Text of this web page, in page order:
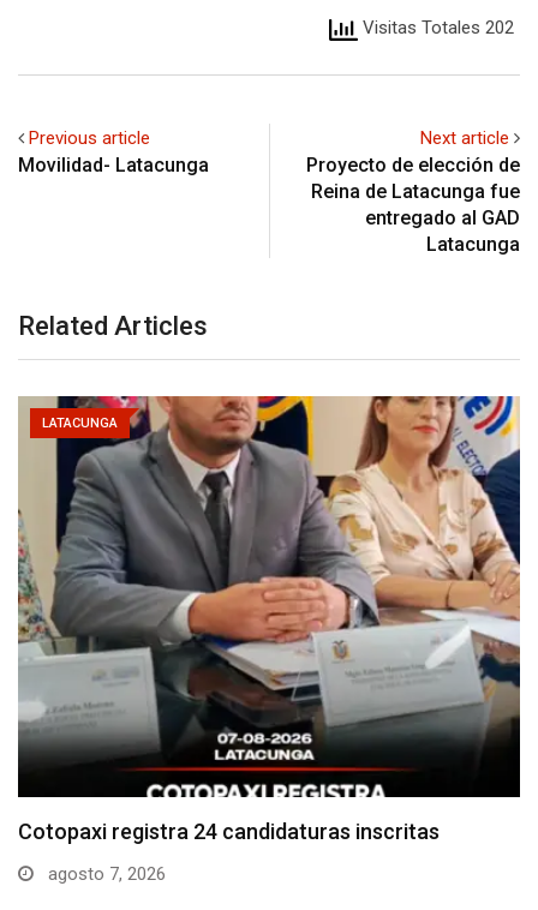
Visitas Totales 202
Previous article
Movilidad- Latacunga
Next article
Proyecto de elección de
Reina de Latacunga fue
entregado al GAD
Latacunga
Related Articles
LATACUNGA
Parque Nacional Cotopaxi espera alta afluencia de
visitantes…